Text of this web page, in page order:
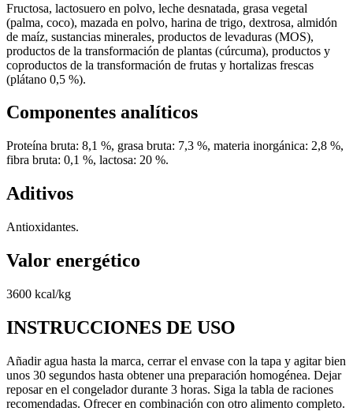
Fructosa, lactosuero en polvo, leche desnatada, grasa vegetal
(palma, coco), mazada en polvo, harina de trigo, dextrosa, almidón
de maíz, sustancias minerales, productos de levaduras (MOS),
productos de la transformación de plantas (cúrcuma), productos y
coproductos de la transformación de frutas y hortalizas frescas
(plátano 0,5 %).
Componentes analíticos
Proteína bruta: 8,1 %, grasa bruta: 7,3 %, materia inorgánica: 2,8 %,
fibra bruta: 0,1 %, lactosa: 20 %.
Aditivos
Antioxidantes.
Valor energético
3600 kcal/kg
INSTRUCCIONES DE USO
Añadir agua hasta la marca, cerrar el envase con la tapa y agitar bien
unos 30 segundos hasta obtener una preparación homogénea. Dejar
reposar en el congelador durante 3 horas. Siga la tabla de raciones
recomendadas. Ofrecer en combinación con otro alimento completo.